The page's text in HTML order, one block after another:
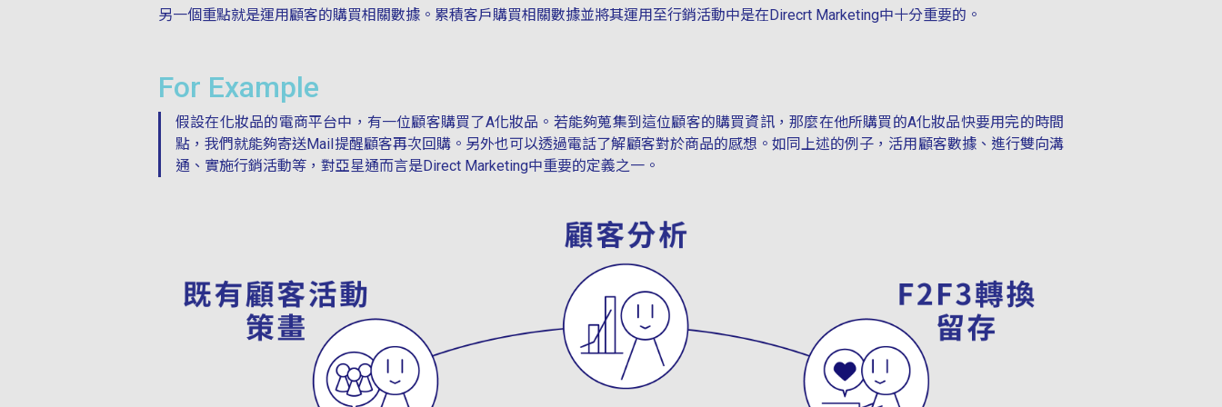
另一個重點就是運用顧客的購買相關數據。累積客戶購買相關數據並將其運用至行銷活動中是在Direcrt Marketing中十分重要的。
For Example
假設在化妝品的電商平台中，有一位顧客購買了A化妝品。若能夠蒐集到這位顧客的購買資訊，那麼在他所購買的A化妝品快要用完的時間
點，我們就能夠寄送Mail提醒顧客再次回購。另外也可以透過電話了解顧客對於商品的感想。如同上述的例子，活用顧客數據、進行雙向溝
通、實施行銷活動等，對亞星通而言是Direct Marketing中重要的定義之一。